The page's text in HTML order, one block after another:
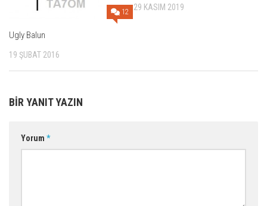
12
Ugly Balun
19 ŞUBAT 2016
29 KASIM 2019
BIR YANIT YAZIN
Yorum *